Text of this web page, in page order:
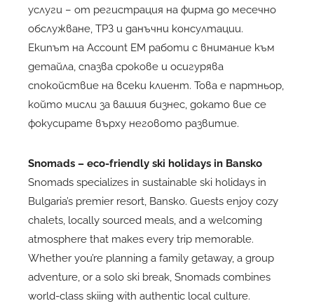
услуги – от регистрация на фирма до месечно
обслужване, ТРЗ и данъчни консултации.
Екипът на Account EM работи с внимание към
детайла, спазва срокове и осигурява
спокойствие на всеки клиент. Това е партньор,
който мисли за вашия бизнес, докато вие се
фокусирате върху неговото развитие.
Snomads – eco-friendly ski holidays in Bansko
Snomads specializes in sustainable ski holidays in
Bulgaria’s premier resort, Bansko. Guests enjoy cozy
chalets, locally sourced meals, and a welcoming
atmosphere that makes every trip memorable.
Whether you’re planning a family getaway, a group
adventure, or a solo ski break, Snomads combines
world-class skiing with authentic local culture.